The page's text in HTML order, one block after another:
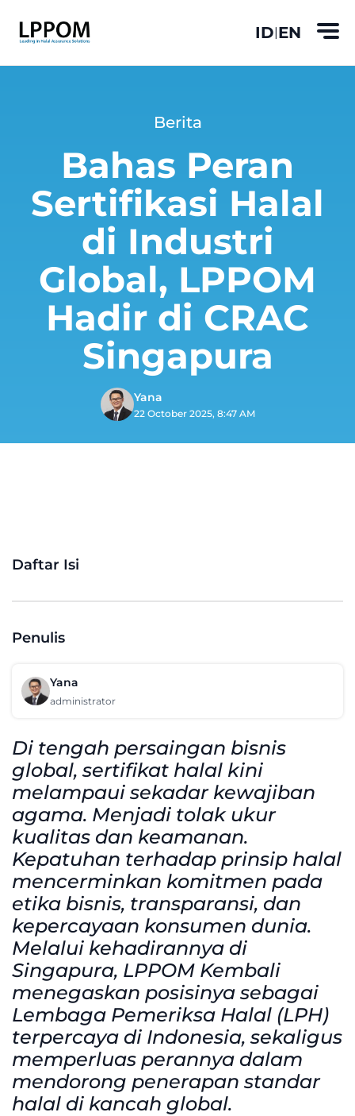
ID|EN
Berita
Bahas Peran
Sertifikasi Halal
di Industri
Global, LPPOM
Hadir di CRAC
Singapura
Yana
22 October 2025, 8:47 AM
Daftar Isi
Penulis
Yana
administrator
Di tengah persaingan bisnis
global, sertifikat halal kini
melampaui sekadar kewajiban
agama. Menjadi tolak ukur
kualitas dan keamanan.
Kepatuhan terhadap prinsip halal
mencerminkan komitmen pada
etika bisnis, transparansi, dan
kepercayaan konsumen dunia.
Melalui kehadirannya di
Singapura, LPPOM Kembali
menegaskan posisinya sebagai
Lembaga Pemeriksa Halal (LPH)
terpercaya di Indonesia, sekaligus
memperluas perannya dalam
mendorong penerapan standar
halal di kancah global.